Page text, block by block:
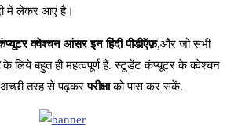
में लेकर आएं है।
क्वेश्चन आंसर इन हिंदी पीडीऍफ़,और जो सभी
के लिये बहुत ही महत्वपूर्ण हैं. स्टूडेंट कंप्यूटर के क्वेश्चन
अच्छी तरह से पढ़करपरीक्षाको पास कर सकें.